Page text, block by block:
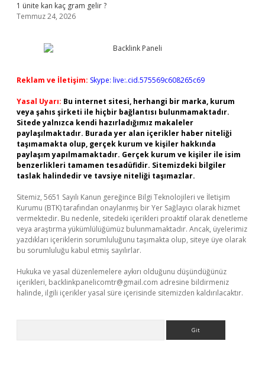
1 ünite kan kaç gram gelir ?
Temmuz 24, 2026
Reklam ve İletişim: Skype: live:.cid.575569c608265c69
Yasal Uyarı: Bu internet sitesi, herhangi bir marka, kurum
veya şahıs şirketi ile hiçbir bağlantısı bulunmamaktadır.
Sitede yalnızca kendi hazırladığımız makaleler
paylaşılmaktadır. Burada yer alan içerikler haber niteliği
taşımamakta olup, gerçek kurum ve kişiler hakkında
paylaşım yapılmamaktadır. Gerçek kurum ve kişiler ile isim
benzerlikleri tamamen tesadüfidir. Sitemizdeki bilgiler
taslak halindedir ve tavsiye niteliği taşımazlar.
Sitemiz, 5651 Sayılı Kanun gereğince Bilgi Teknolojileri ve İletişim
Kurumu (BTK) tarafından onaylanmış bir Yer Sağlayıcı olarak hizmet
vermektedir. Bu nedenle, sitedeki içerikleri proaktif olarak denetleme
veya araştırma yükümlülüğümüz bulunmamaktadır. Ancak, üyelerimiz
yazdıkları içeriklerin sorumluluğunu taşımakta olup, siteye üye olarak
bu sorumluluğu kabul etmiş sayılırlar.
Hukuka ve yasal düzenlemelere aykırı olduğunu düşündüğünüz
içerikleri, backlinkpanelicomtr@gmail.com adresine bildirmeniz
halinde, ilgili içerikler yasal süre içerisinde sitemizden kaldırılacaktır.